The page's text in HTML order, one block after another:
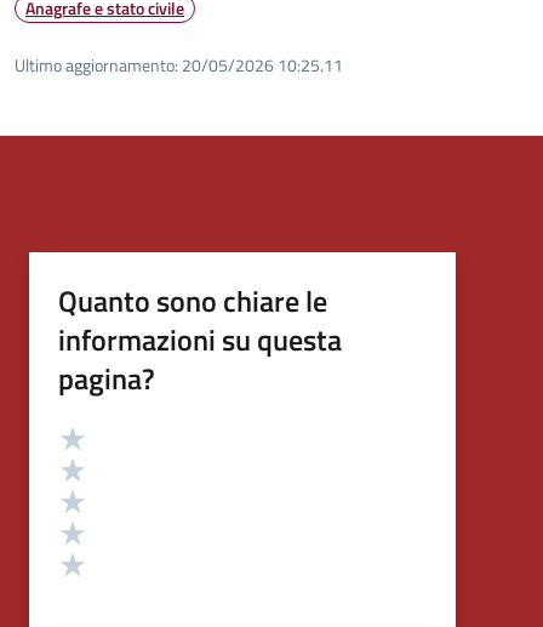
Anagrafe e stato civile
Ultimo aggiornamento: 20/05/2026 10:25.11
Quanto sono chiare le
informazioni su questa
pagina?
Valutazione